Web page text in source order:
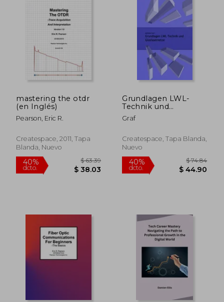
45%
dcto.
mastering the otdr
(en Inglés)
Pearson, Eric R.
Createspace, 2011, Tapa
Blanda, Nuevo
dcto.
Grundlagen LWL-
Technik und
Glasfasernetze
(German Edition)
Graf
Createspace, Tapa Blanda,
Nuevo
40%
dcto.